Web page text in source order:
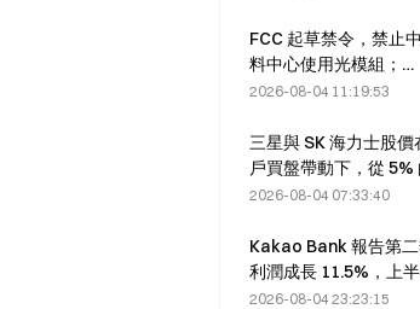
FCC 起草禁令，禁止
料中心使用光模組；
Xinyuan 的 27% 市占
2026-08-04 11:19:53
三星與 SK 海力士股價
戶買盤帶動下，從 5%
幅中回升
2026-08-04 07:33:40
Kakao Bank 報告第
利潤成長 11.5%，上
利創歷史新高
2026-08-04 23:23:15